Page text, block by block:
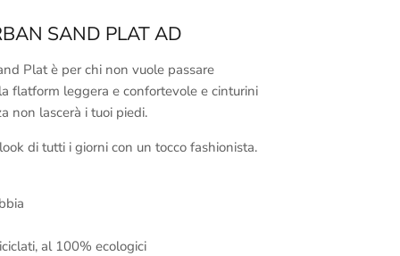
SAND PLAT AD
Plat è per chi non vuole passare
flatform leggera e confortevole e cinturini
non lascerà i tuoi piedi.
di tutti i giorni con un tocco fashionista.
al 100% ecologici